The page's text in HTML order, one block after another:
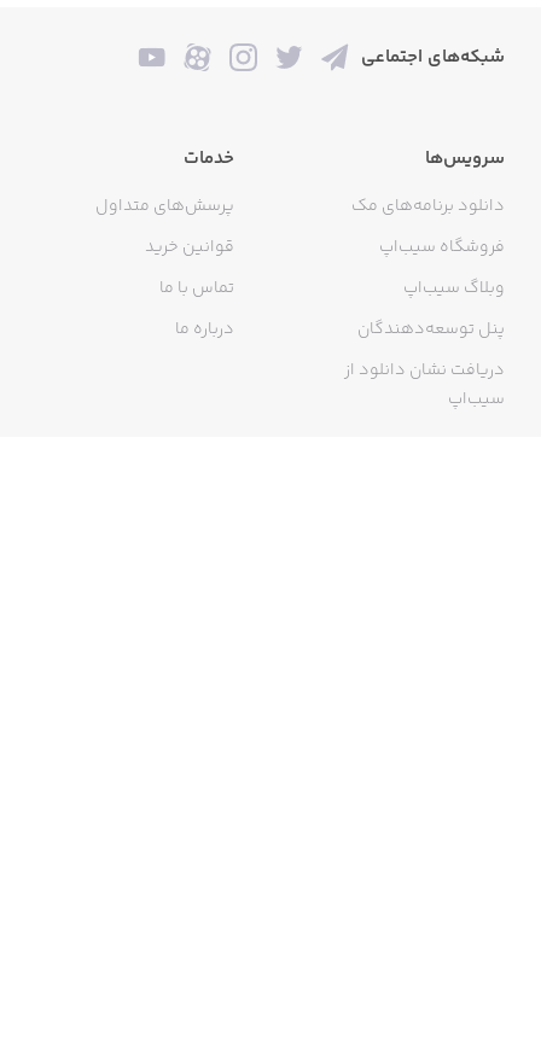
شبکه‌های اجتماعی
سرویس‌ها
دانلود برنامه‌های مک
فروشگاه سیب‌اپ
وبلاگ سیب‌اپ
پنل توسعه‌دهندگان
دریافت نشان دانلود از
سیب‌اپ
خدمات
پرسش‌های متداول
قوانین خرید
تماس با ما
درباره ما